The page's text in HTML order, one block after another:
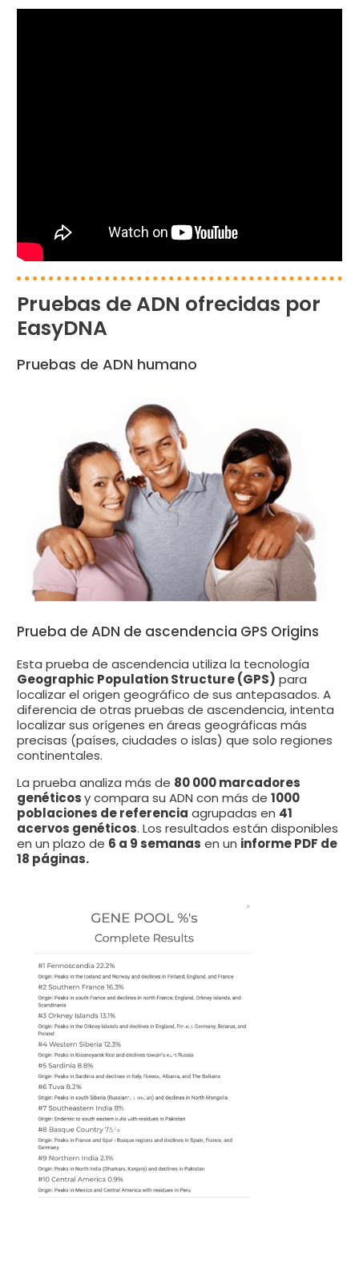
Pruebas de ADN ofrecidas por
EasyDNA
Pruebas de ADN humano
Prueba de ADN de ascendencia GPS Origins
Esta prueba de ascendencia utiliza la tecnología
Geographic Population Structure (GPS) para
localizar el origen geográfico de sus antepasados. A
diferencia de otras pruebas de ascendencia, intenta
localizar sus orígenes en áreas geográficas más
precisas (países, ciudades o islas) que solo regiones
continentales.
La prueba analiza más de 80 000 marcadores
genéticosy compara su ADN con más de 1000
poblaciones de referencia agrupadas en 41
acervos genéticos. Los resultados están disponibles
en un plazo de 6 a 9 semanas en un informe PDF de
18 páginas.